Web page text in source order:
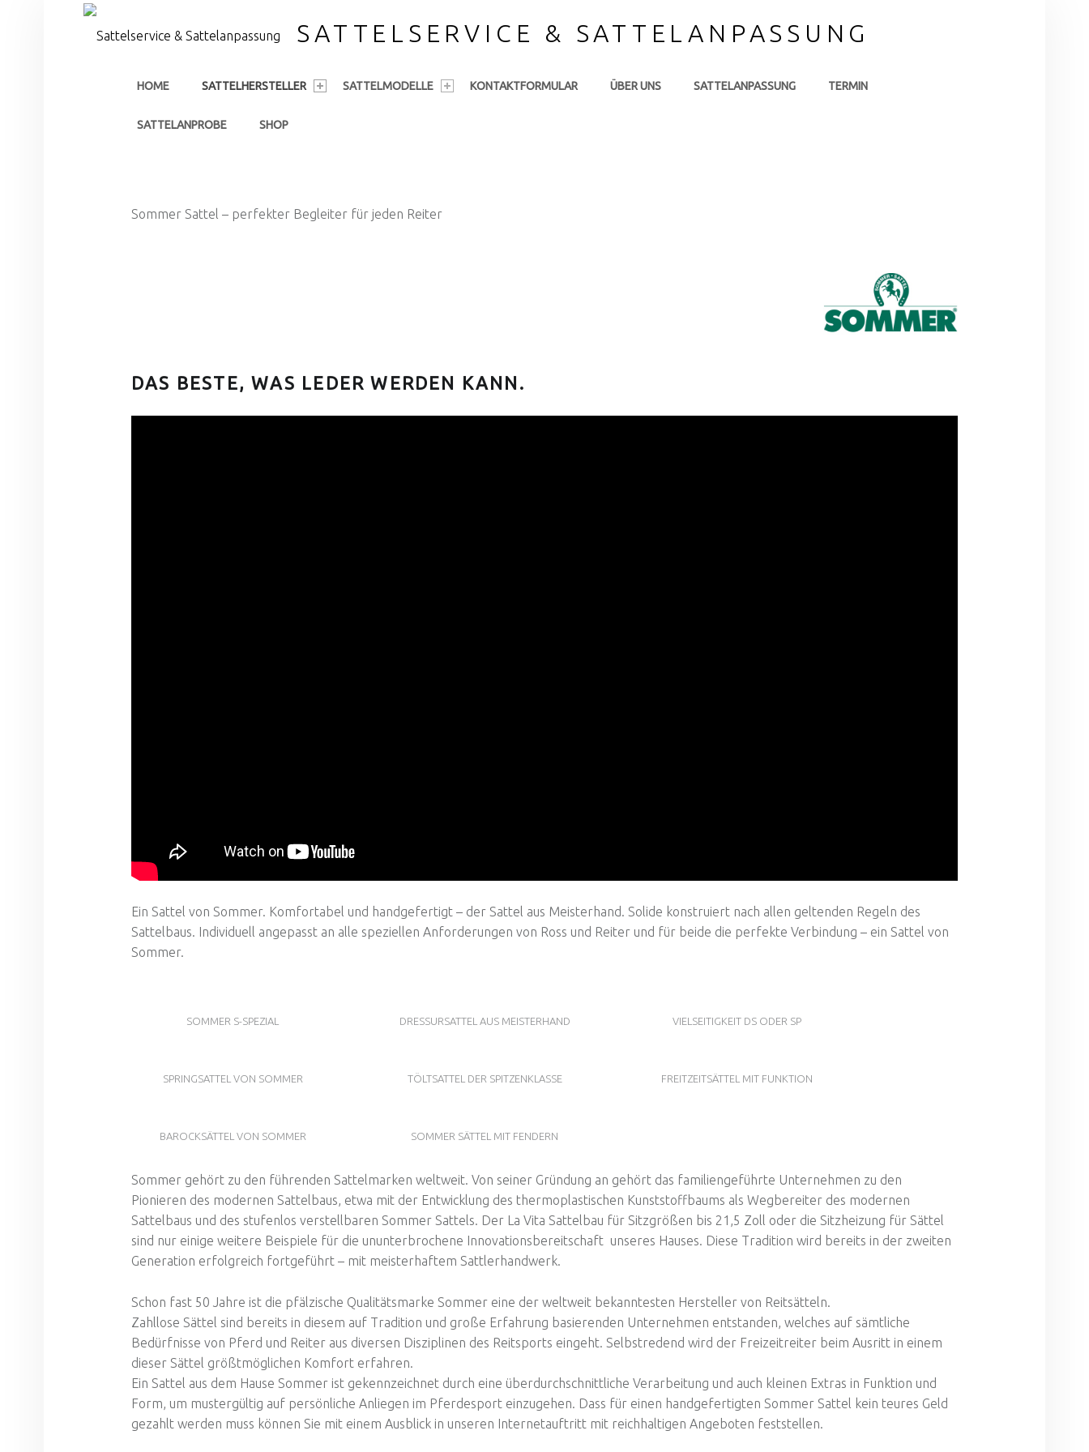
SATTELSERVICE & SATTELANPASSUNG
HOME SATTELHERSTELLER SATTELMODELLE KONTAKTFORMULAR ÜBER UNS SATTELANPASSUNG TERMIN
SATTELANPROBE SHOP
Sommer Sattel – perfekter Begleiter für jeden Reiter
DAS BESTE, WAS LEDER WERDEN KANN.
Ein Sattel von Sommer. Komfortabel und handgefertigt – der Sattel aus Meisterhand. Solide konstruiert nach allen geltenden Regeln des
Sattelbaus. Individuell angepasst an alle speziellen Anforderungen von Ross und Reiter und für beide die perfekte Verbindung – ein Sattel von
Sommer.
SOMMER S-SPEZIAL DRESSURSATTEL AUS MEISTERHAND VIELSEITIGKEIT DS ODER SP
SPRINGSATTEL VON SOMMER TÖLTSATTEL DER SPITZENKLASSE FREITZEITSÄTTEL MIT FUNKTION
BAROCKSÄTTEL VON SOMMER SOMMER SÄTTEL MIT FENDERN
Sommer gehört zu den führenden Sattelmarken weltweit. Von seiner Gründung an gehört das familiengeführte Unternehmen zu den
Pionieren des modernen Sattelbaus, etwa mit der Entwicklung des thermoplastischen Kunststoffbaums als Wegbereiter des modernen
Sattelbaus und des stufenlos verstellbaren Sommer Sattels. Der La Vita Sattelbau für Sitzgrößen bis 21,5 Zoll oder die Sitzheizung für Sättel
sind nur einige weitere Beispiele für die ununterbrochene Innovationsbereitschaft unseres Hauses. Diese Tradition wird bereits in der zweiten
Generation erfolgreich fortgeführt – mit meisterhaftem Sattlerhandwerk.
Schon fast 50 Jahre ist die pfälzische Qualitätsmarke Sommer eine der weltweit bekanntesten Hersteller von Reitsätteln.
Zahllose Sättel sind bereits in diesem auf Tradition und große Erfahrung basierenden Unternehmen entstanden, welches auf sämtliche
Bedürfnisse von Pferd und Reiter aus diversen Disziplinen des Reitsports eingeht. Selbstredend wird der Freizeitreiter beim Ausritt in einem
dieser Sättel größtmöglichen Komfort erfahren.
Ein Sattel aus dem Hause Sommer ist gekennzeichnet durch eine überdurchschnittliche Verarbeitung und auch kleinen Extras in Funktion und
Form, um mustergültig auf persönliche Anliegen im Pferdesport einzugehen. Dass für einen handgefertigten Sommer Sattel kein teures Geld
gezahlt werden muss können Sie mit einem Ausblick in unseren Internetauftritt mit reichhaltigen Angeboten feststellen.